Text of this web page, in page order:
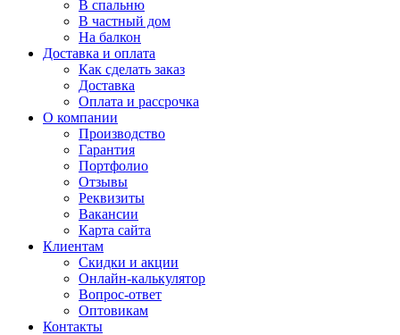
В спальню
В частный дом
На балкон
Доставка и оплата
Как сделать заказ
Доставка
Оплата и рассрочка
О компании
Производство
Гарантия
Портфолио
Отзывы
Реквизиты
Вакансии
Карта сайта
Клиентам
Скидки и акции
Онлайн-калькулятор
Вопрос-ответ
Оптовикам
Контакты